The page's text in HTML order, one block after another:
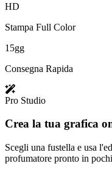
HD
Stampa Full Color
15gg
Consegna Rapida
Pro Studio
Crea la tua grafica
Scegli una fustella e usa
profumatore pronto in